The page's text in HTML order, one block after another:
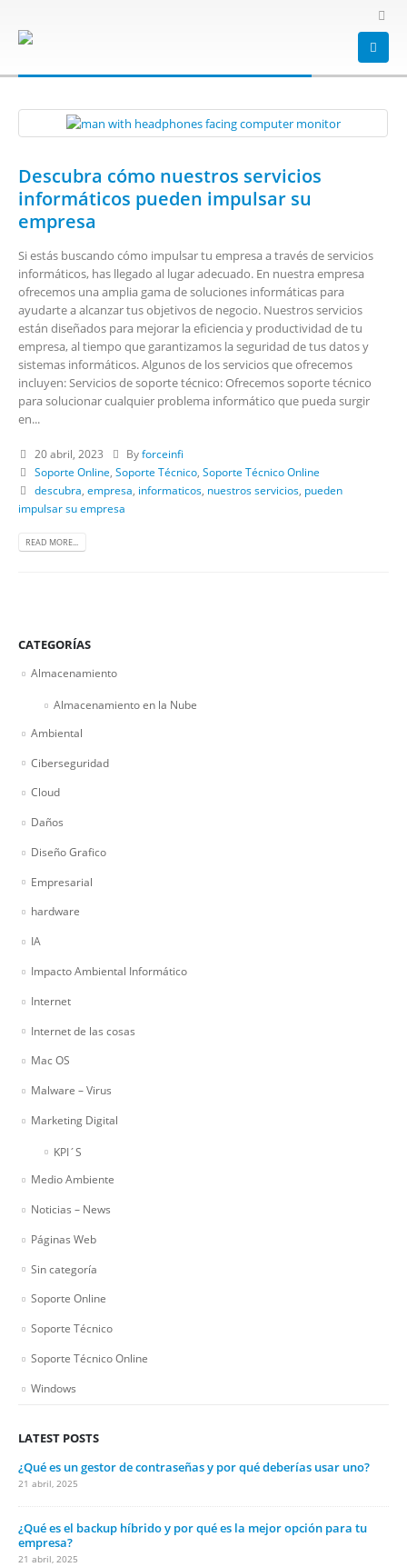
pueden impulsar su empresa
Descubra cómo nuestros servicios
informáticos pueden impulsar su
empresa
Si estás buscando cómo impulsar tu empresa a través de servicios
informáticos, has llegado al lugar adecuado. En nuestra empresa
ofrecemos una amplia gama de soluciones informáticas para
ayudarte a alcanzar tus objetivos de negocio. Nuestros servicios
están diseñados para mejorar la eficiencia y productividad de tu
empresa, al tiempo que garantizamos la seguridad de tus datos y
sistemas informáticos. Algunos de los servicios que ofrecemos
incluyen: Servicios de soporte técnico: Ofrecemos soporte técnico
para solucionar cualquier problema informático que pueda surgir
en...
20 abril, 2023 Byforceinfi
Soporte Online, Soporte Técnico, Soporte Técnico Online
descubra, empresa, informaticos, nuestros servicios, pueden
impulsar su empresa
READ MORE...
CATEGORÍAS
Almacenamiento
Almacenamiento en la Nube
Ambiental
Ciberseguridad
Cloud
Daños
Diseño Grafico
Empresarial
hardware
IA
Impacto Ambiental Informático
Internet
Internet de las cosas
Mac OS
Malware – Virus
Marketing Digital
KPI´S
Medio Ambiente
Noticias – News
Páginas Web
Sin categoría
Soporte Online
Soporte Técnico
Soporte Técnico Online
Windows
LATEST POSTS
¿Qué es un gestor de contraseñas y por qué deberías usar uno?
21 abril, 2025
¿Qué es el backup híbrido y por qué es la mejor opción para tu
empresa?
21 abril, 2025